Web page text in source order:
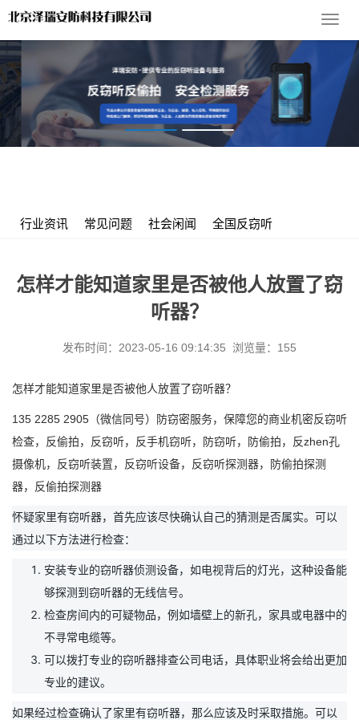
导
行业资讯 常见问题 社会闲闻 全国反窃听
怎样才能知道家里是否被他人放置了窃
听器？
发布时间：2023-05-16 09:14:35 浏览量：155
怎样才能知道家里是否被他人放置了窃听器？
135 2285 2905（微信同号） 防窃密服务，保障您的商业机密反窃听
检查，反偷拍，反窃听，反手机窃听，防窃听，防偷拍，反zhen孔
摄像机，反窃听装置，反窃听设备，反窃听探测器，防偷拍探测
器，反偷拍探测器
怀疑家里有窃听器，首先应该尽快确认自己的猜测是否属实。可以
通过以下方法进行检查：
安装专业的窃听器侦测设备，如电视背后的灯光，这种设备能
够探测到窃听器的无线信号。
检查房间内的可疑物品，例如墙壁上的新孔，家具或电器中的
不寻常电缆等。
可以拨打专业的窃听器排查公司电话，具体职业将会给出更加
专业的建议。
如果经过检查确认了家里有窃听器，那么应该及时采取措施。可以